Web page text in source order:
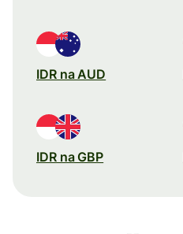
IDR na AUD
IDR na GBP